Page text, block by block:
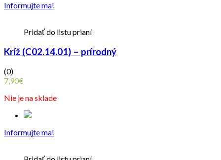
Informujte ma!
Pridať do listu prianí
Kríž (C02.14.01) – prírodný
(0)
7,90€
Nie je na sklade
Informujte ma!